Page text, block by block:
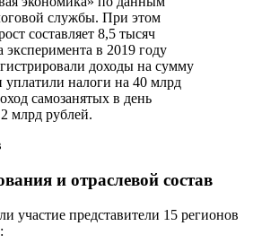
службы. При этом
составляет 8,5 тысяч
эксперимента в 2019 году
доходы на сумму
уплатили налоги на 40 млрд
самозанятых в день
2 млрд рублей.
и отраслевой состав
участие представители 15 регионов